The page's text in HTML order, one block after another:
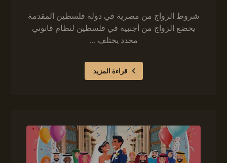
شروط الزواج من مصرية في دولة فلسطين المقدمة
يخضع الزواج من أجنبية في فلسطين لنظام قانوني
محدد يختلف ...
قراءة المزيد